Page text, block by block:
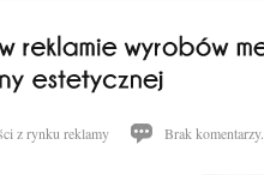
z rynku reklamy
Brak komentarzy.